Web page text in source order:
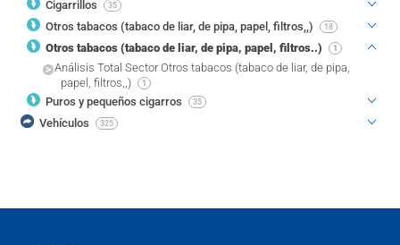
Cigarrillos 35
Otros tabacos (tabaco de liar, de pipa, papel, filtros,,) 18
Otros tabacos (tabaco de liar, de pipa, papel, filtros..) 1
Análisis Total Sector Otros tabacos (tabaco de liar, de pipa,
papel, filtros,,)
1
Puros y pequeños cigarros 35
Vehículos 325